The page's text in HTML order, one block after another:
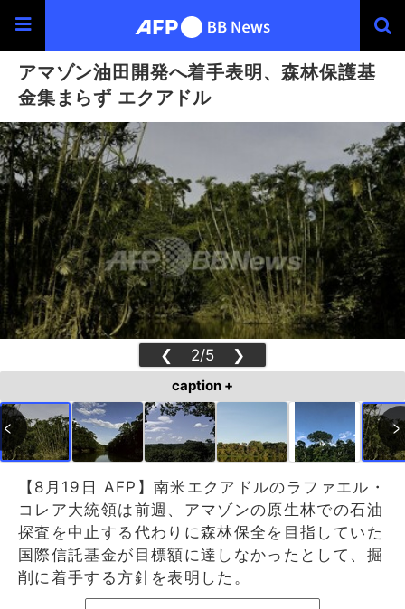
アマゾン油田開発へ着手表明、森林保護基
金集まらず エクアドル
❮ 2/5 ❯
caption +
【8月19日 AFP】南米エクアドルのラファエル・
コレア大統領は前週、アマゾンの原生林での石油
探査を中止する代わりに森林保全を目指していた
国際信託基金が目標額に達しなかったとして、掘
削に着手する方針を表明した。